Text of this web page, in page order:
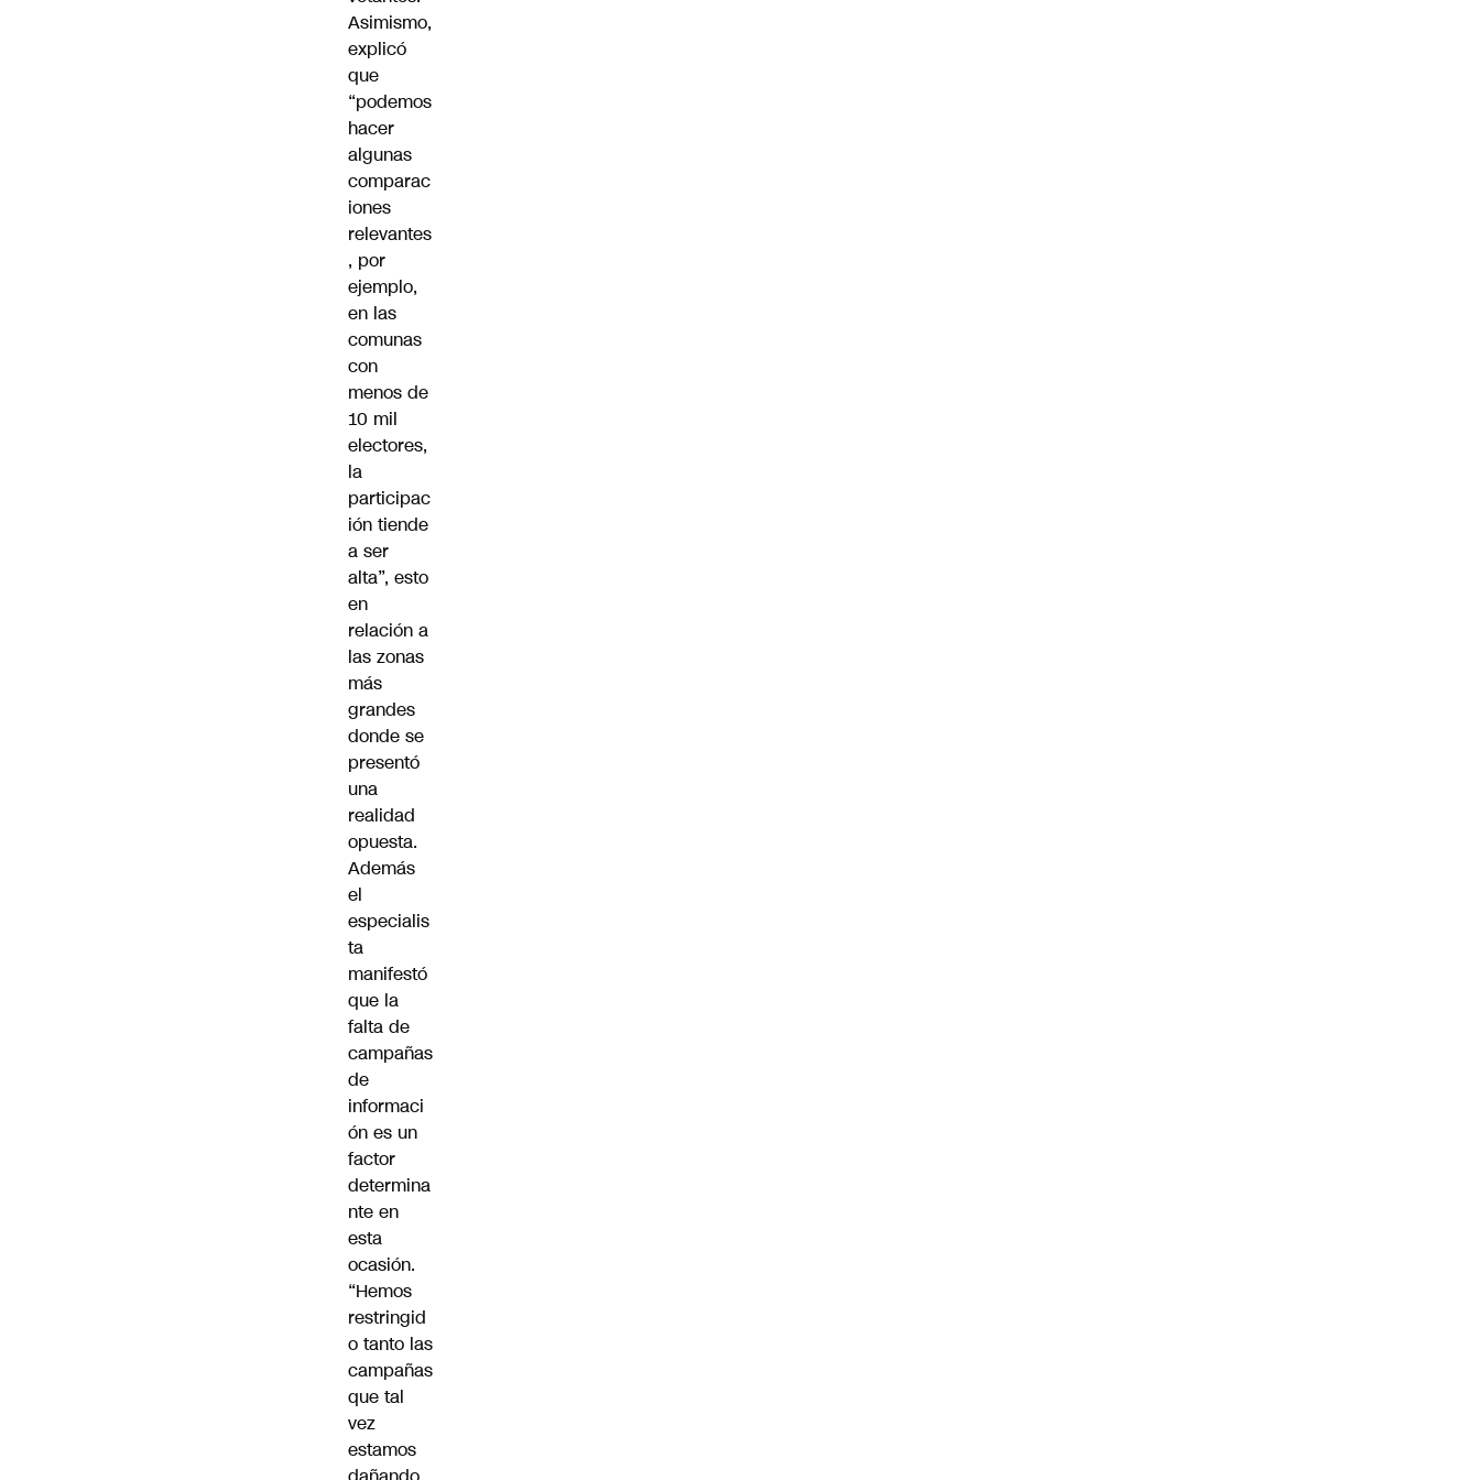
Asimismo,
explicó
que
“podemos
hacer
algunas
comparac
iones
relevantes
, por
ejemplo,
en las
comunas
con
menos de
10 mil
electores,
la
participac
ión tiende
a ser
alta”, esto
en
relación a
las zonas
más
grandes
donde se
presentó
una
realidad
opuesta.
Además
el
especialis
ta
manifestó
que la
falta de
campañas
de
informaci
ón es un
factor
determina
nte en
esta
ocasión.
“Hemos
restringid
o tanto las
campañas
que tal
vez
estamos